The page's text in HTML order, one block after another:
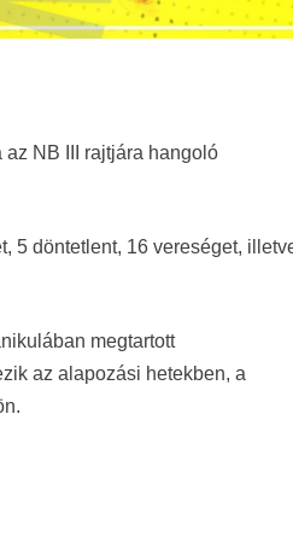
NB III rajtjára hangoló
5 döntetlent, 16 vereséget,
megtartott
az alapozási hetekben, a